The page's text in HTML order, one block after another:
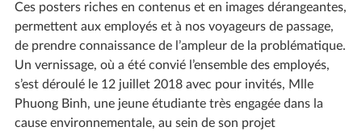
Ces posters riches en contenus et en images dérangeantes,
permettent aux employés et à nos voyageurs de passage,
de prendre connaissance de l’ampleur de la problématique.
Un vernissage, où a été convié l’ensemble des employés,
s’est déroulé le 12 juillet 2018 avec pour invités, Mlle
Phuong Binh, une jeune étudiante très engagée dans la
cause environnementale, au sein de son projet